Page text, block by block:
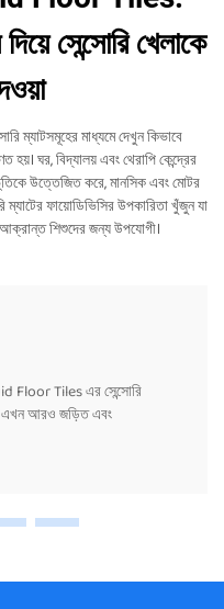
সেন্সোরি খেলাকে
মাধ্যমে দেখুন কিভাবে
হয়। ঘর, বিদ্যালয় এবং থেরাপি কেন্দ্রের
উত্তেজিত করে, মানসিক এবং মোটর
ম্যাটের ফায়োডিভিসির উপকারিতা খুঁজুন যা
আক্রান্ত শিশুদের জন্য উপযোগী।
Floor Tiles এর সেন্সোরি
এখন আরও জড়িত এবং